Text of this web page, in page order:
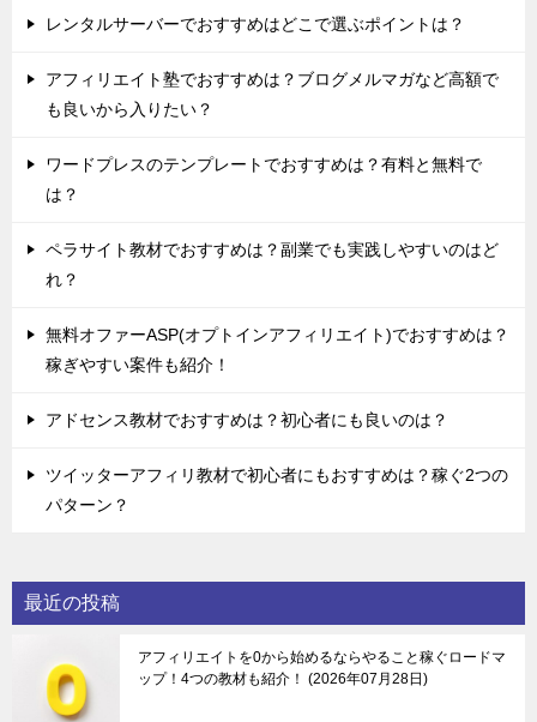
レンタルサーバーでおすすめはどこで選ぶポイントは？
アフィリエイト塾でおすすめは？ブログメルマガなど高額で
も良いから入りたい？
ワードプレスのテンプレートでおすすめは？有料と無料で
は？
ペラサイト教材でおすすめは？副業でも実践しやすいのはど
れ？
無料オファーASP(オプトインアフィリエイト)でおすすめは？
稼ぎやすい案件も紹介！
アドセンス教材でおすすめは？初心者にも良いのは？
ツイッターアフィリ教材で初心者にもおすすめは？稼ぐ2つの
パターン？
最近の投稿
アフィリエイトを0から始めるならやること稼ぐロードマ
ップ！4つの教材も紹介！
2026年07月28日